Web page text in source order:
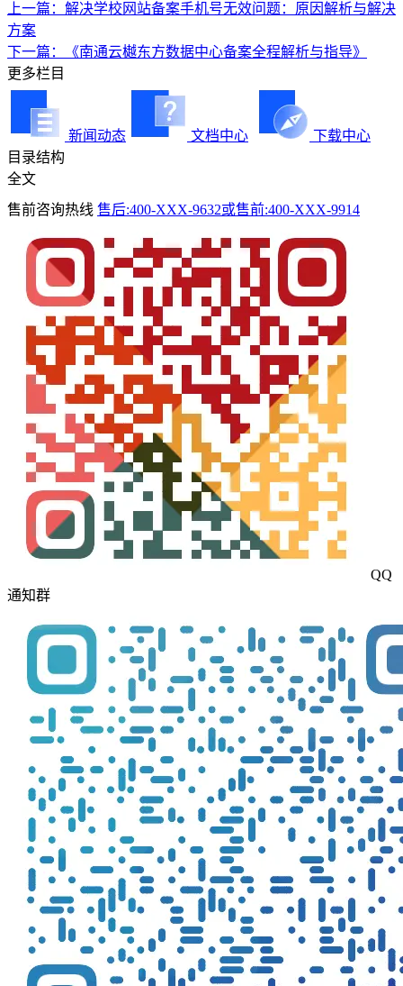
上一篇：解决学校网站备案手机号无效问题：原因解析与解决
方案
下一篇：《南通云樾东方数据中心备案全程解析与指导》
更多栏目
新闻动态 文档中心
下载中心
目录结构
全文
售前咨询热线 售后:400-XXX-9632或售前:400-XXX-9914
QQ
通知群